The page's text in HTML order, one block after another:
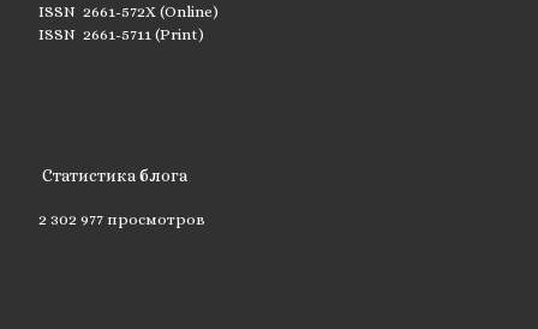
ISSN 2661-572X (Online)
ISSN 2661-5711 (Print)
Статистика блога
2 302 977 просмотров